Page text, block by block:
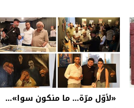
«لأوّل مرّة… ما منكون سوا»…